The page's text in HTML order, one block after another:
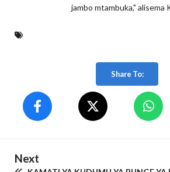
jambo mtambuka," alisema
Share To:
Next